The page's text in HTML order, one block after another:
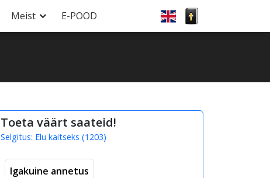
Meist E-POOD
Toeta väärt saateid!
Selgitus: Elu kaitseks (1203)
Igakuine annetus